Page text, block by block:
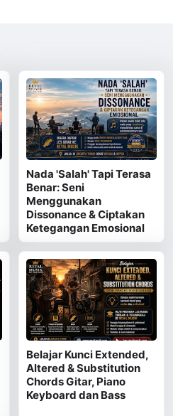
Nada 'Salah' Tapi Terasa
Benar: Seni
Menggunakan
Dissonance & Ciptakan
Ketegangan Emosional
Belajar Kunci Extended,
Altered & Substitution
Chords Gitar, Piano
Keyboard dan Bass